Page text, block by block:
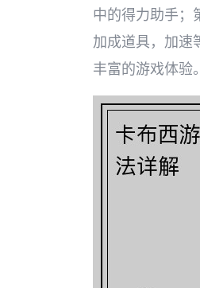
中的得力助手；
加成道具，加速
丰富的游戏体验。